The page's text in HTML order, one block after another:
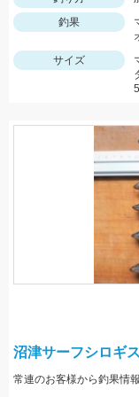
釣果
サイズ
沼津サーフシロギ